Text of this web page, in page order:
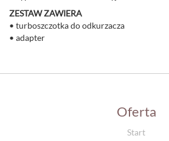
ZESTAW ZAWIERA
• turboszczotka do odkurzacza
• adapter
Oferta
Start